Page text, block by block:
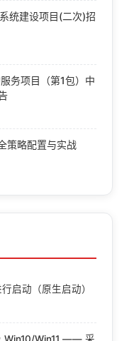
统建设项目(二次)招
务项目（第1包）中
策略配置与实战
启动（原生启动）